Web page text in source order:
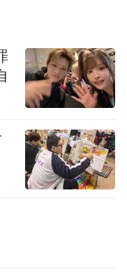
剧《如果再等一
传说的故乡》。
，关于其演技的
年朴信惠选择入
，只是不足一年
中的“女扮男装”